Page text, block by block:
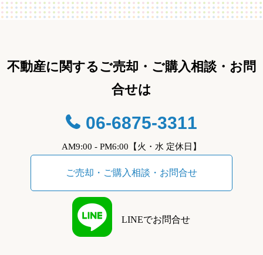
不動産に関するご売却・ご購入相談・お問
合せは
06-6875-3311
AM9:00 - PM6:00【火・水 定休日】
ご売却・ご購入相談・お問合せ
LINEでお問合せ